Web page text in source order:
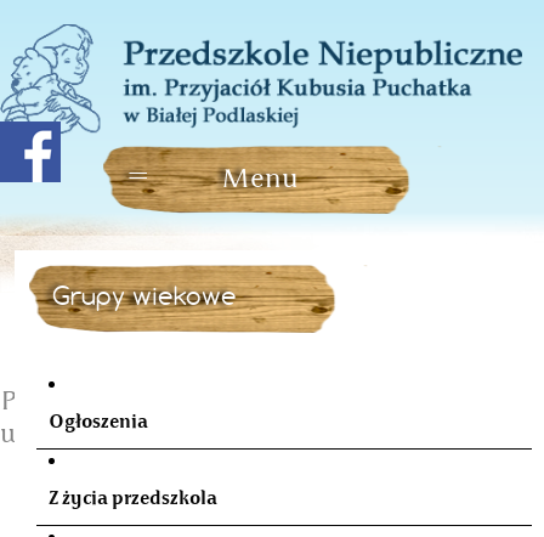
Grupy wiekowe
Przy wigilijnym stole
według tradycji polskiej
Ogłoszenia
Z życia przedszkola